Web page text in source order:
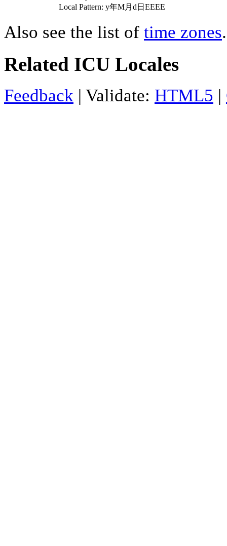
Local Pattern: y年M月d日EEEE
Also see the list of time zones.
Related ICU Locales
Feedback | Validate: HTML5 |